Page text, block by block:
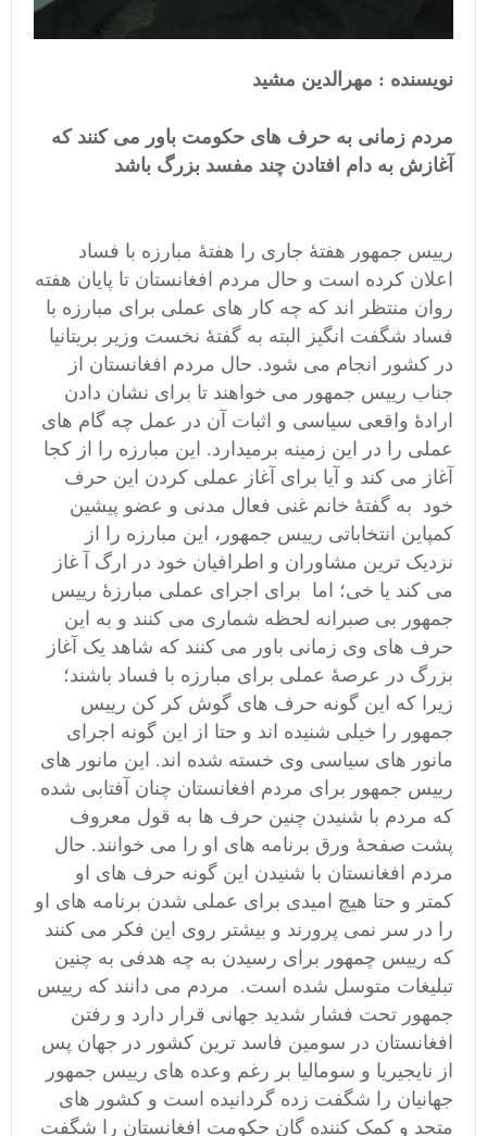
نویسنده : مهرالدین مشید
مردم زمانی به حرف های حکومت باور می کنند که
آغازش به دام افتادن چند مفسد بزرگ باشد
رییس جمهور هفتۀ جاری را هفتۀ مبارزه با فساد
اعلان کرده است و حال مردم افغانستان تا پایان هفته
روان منتظر اند که چه کار های عملی برای مبارزه با
فساد شگفت انگیز البته به گفتۀ نخست وزیر بریتانیا
در کشور انجام می شود. حال مردم افغانستان از
جناب رییس جمهور می خواهند تا برای نشان دادن
ارادۀ واقعی سیاسی و اثبات آن در عمل چه گام های
عملی را در این زمینه برمیدارد. این مبارزه را از کجا
آغاز می کند و آیا برای آغاز عملی کردن این حرف
خود به گفتۀ خانم غنی فعال مدنی و عضو پیشین
کمپاین انتخاباتی رییس جمهور، این مبارزه را از
نزدیک ترین مشاوران و اطرافیان خود در ارگ آ غاز
می کند یا خی؛ اما برای اجرای عملی مبارزۀ رييس
جمهور بی صبرانه لحظه شماری می کنند و به این
حرف های وی زمانی باور می کنند که شاهد یک آغاز
بزرگ در عرصۀ عملی برای مبارزه با فساد باشند؛
زیرا که این گونه حرف های گوش کر کن رییس
جمهور را خیلی شنیده اند و حتا از این گونه اجرای
مانور های سیاسی وی خسته شده اند. این مانور های
رییس جمهور برای مردم افغانستان چنان آفتابی شده
که مردم با شنیدن چنین حرف ها به قول معروف
پشت صفحۀ ورق برنامه های او را می خوانند. حال
مردم افغانستان با شنیدن این گونه حرف های او
کمتر و حتا هیچ امیدی برای عملی شدن برنامه های او
را در سر نمی پرورند و بیشتر روی این فکر می کنند
که رییس چمهور برای رسیدن به چه هدفی به چنین
تبلیغات متوسل شده است. مردم می دانند که رییس
جمهور تحت فشار شدید جهانی قرار دارد و رفتن
افغانستان در سومین فاسد ترین کشور در جهان پس
از نایجیریا و سومالیا بر رغم وعده های رییس جمهور
جهانیان را شگفت زده گردانیده است و کشور های
متحد و کمک کننده گان حکومت افغانستان را شگفت